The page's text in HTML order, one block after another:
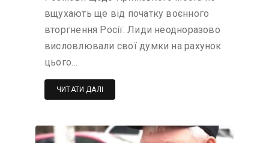
вщухають ще від початку воєнного
вторгнення Росії. Лиди неодноразово
висловлювали свої думки на рахунок
цього…
ЧИТАТИ ДАЛІ